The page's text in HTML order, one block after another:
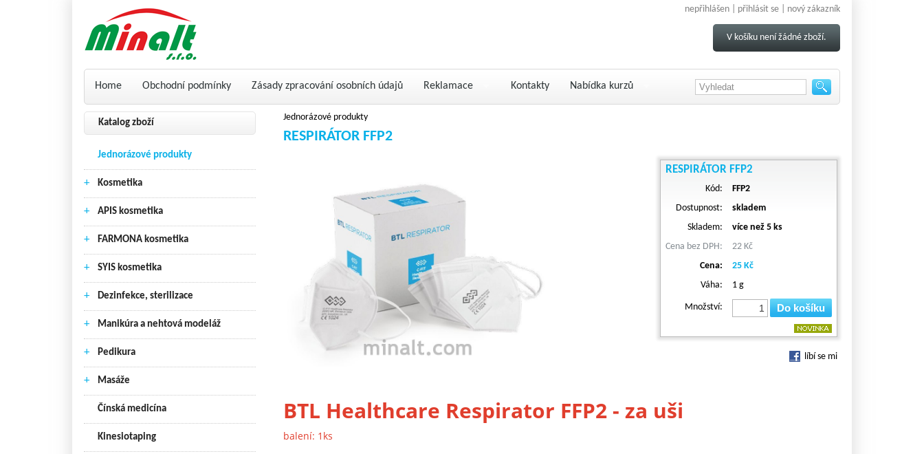
nepřihlášen | přihlásit se nový zákazník
V košíku není žádné zboží.
Home Obchodní podmínky Zásady zpracování osobních údajů Reklamace Kontakty Nabídka kurzů
Katalog zboží
Jednorázové produkty
+ Kosmetika
+ APIS kosmetika
+ FARMONA kosmetika
+ SYIS kosmetika
+ Dezinfekce, sterilizace
+ Manikúra a nehtová modeláž
+ Pedikura
+ Masáže
Čínská medicína
Kinesiotaping
Jednorázové produkty
RESPIRÁTOR FFP2
RESPIRÁTOR FFP2
Kód:
FFP2
Dostupnost:
skladem
Skladem:
více než 5 ks
Cena bez DPH:
22 Kč
Cena:
25 Kč
Váha:
1 g
Množství: Do košíku
líbí se mi
BTL Healthcare Respirator FFP2 - za uši
balení: 1ks